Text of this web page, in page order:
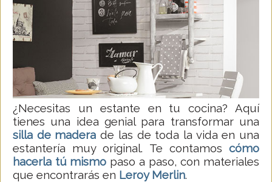
¿Necesitas un estante en tu cocina? Aquí
tienes una idea genial para transformar una
silla de madera de las de toda la vida en una
estantería muy original. Te contamos cómo
hacerla tú mismo paso a paso, con materiales
que encontrarás en Leroy Merlin.